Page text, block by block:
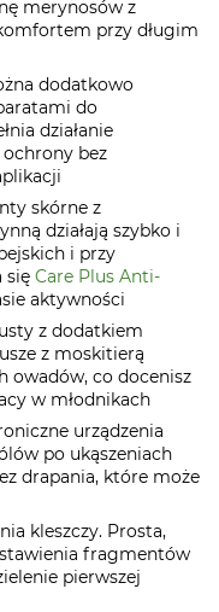
merynosów z
przy długim
dodatkowo
do
działanie
ochrony bez
skórne z
działają szybko i
i przy
się Care Plus Anti-
aktywności
z dodatkiem
z moskitierą
owadów, co docenisz
w młodnikach
urządzenia
po ukąszeniach
drapania, które może
kleszczy. Prosta,
fragmentów
pierwszej